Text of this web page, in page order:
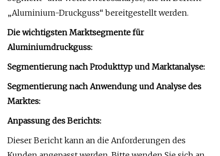
„Aluminium-Druckguss“ bereitgestellt werden.
Die wichtigsten Marktsegmente für
Aluminiumdruckguss:
Segmentierung nach Produkttyp und Marktanalyse:
Segmentierung nach Anwendung und Analyse des
Marktes:
Anpassung des Berichts:
Dieser Bericht kann an die Anforderungen des